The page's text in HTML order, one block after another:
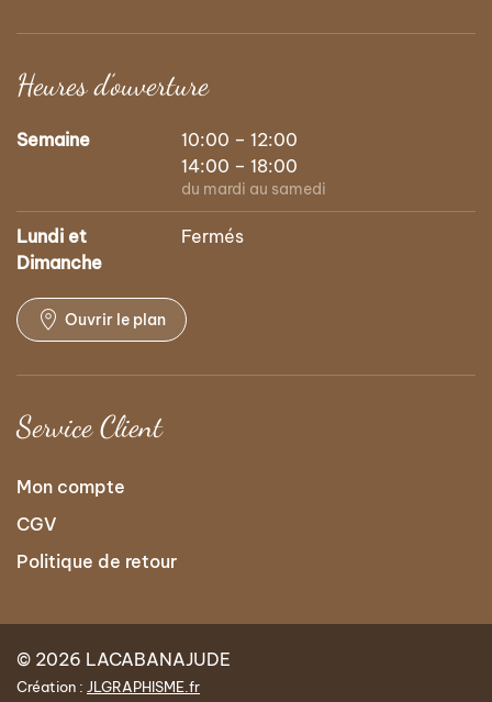
Heures d’ouverture
Semaine
10:00 – 12:00
14:00 – 18:00
du mardi au samedi
Lundi et
Dimanche
Fermés
Ouvrir le plan
Service Client
Mon compte
CGV
Politique de retour
© 2026 LACABANAJUDE
Création : JLGRAPHISME.fr